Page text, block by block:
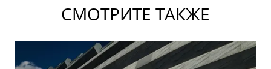
СМОТРИТЕ ТАКЖЕ